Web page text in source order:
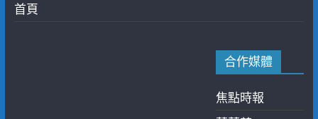
首頁
合作媒體
焦點時報